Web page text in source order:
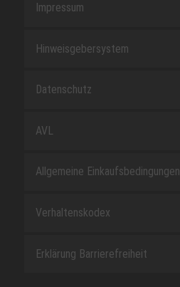
Impressum
Hinweisgebersystem
Datenschutz
AVL
Allgemeine Einkaufsbedingungen
Verhaltenskodex
Erklärung Barrierefreiheit